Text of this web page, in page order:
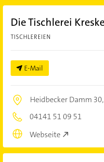
Die Tischlerei
TISCHLEREIEN
E-Mail
Heidbecker Damm 30,
04141 51 09 51
Webseite